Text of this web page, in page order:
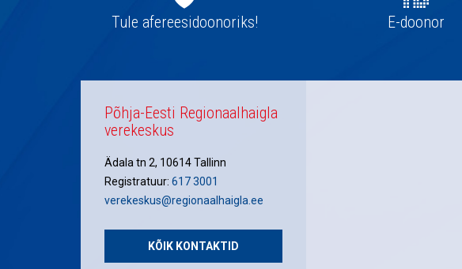
navigatsioonTule afereesidoonoriks! E-doonor
Põhja-Eesti Regionaalhaigla
verekeskus
Ädala tn 2, 10614 Tallinn
Registratuur: 617 3001
verekeskus@regionaalhaigla.ee
KÕIK KONTAKTID